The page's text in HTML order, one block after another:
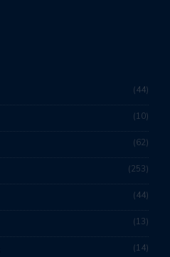
44
10
62
253
44
13
14